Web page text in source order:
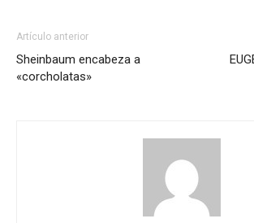
Artículo anterior
Sheinbaum encabeza a
«corcholatas»